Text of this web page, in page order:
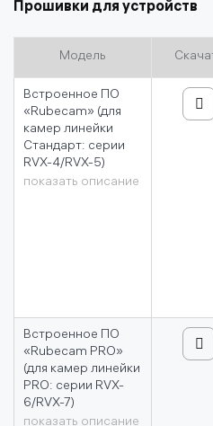
Прошивки для устройств
Модель
Встроенное ПО
«Rubecam» (для
камер линейки
Стандарт: серии
RVX-4/RVX-5)
показать описание
Встроенное ПО
«Rubecam PRO»
(для камер линейки
PRO: серии RVX-
6/RVX-7)
показать описание